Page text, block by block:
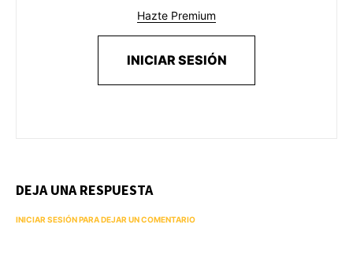
Hazte Premium
INICIAR SESIÓN
DEJA UNA RESPUESTA
INICIAR SESIÓN PARA DEJAR UN COMENTARIO